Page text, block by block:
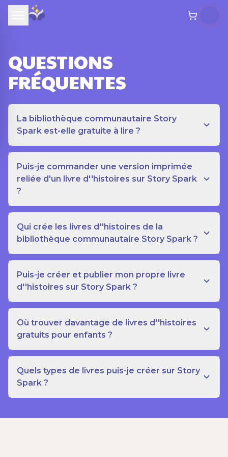
QUESTIONS
FRÉQUENTES
La bibliothèque communautaire Story
Spark est-elle gratuite à lire ?
Puis-je commander une version imprimée
reliée d'un livre d''histoires sur Story Spark
?
Qui crée les livres d''histoires de la
bibliothèque communautaire Story Spark ?
Puis-je créer et publier mon propre livre
d''histoires sur Story Spark ?
Où trouver davantage de livres d''histoires
gratuits pour enfants ?
Quels types de livres puis-je créer sur Story
Spark ?